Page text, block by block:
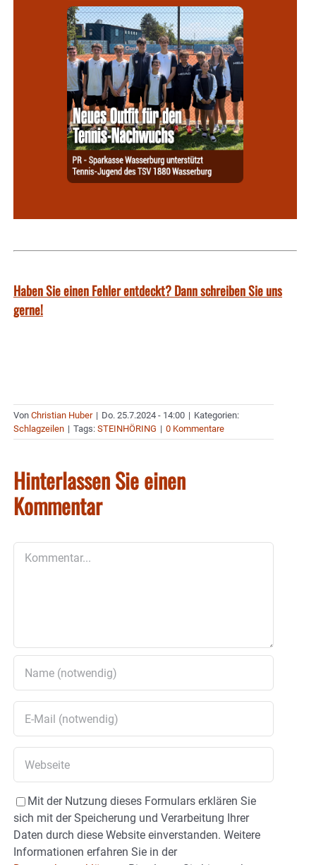
Haben Sie einen Fehler entdeckt? Dann schreiben Sie uns
gerne!
Von Christian Huber | Do. 25.7.2024 - 14:00 | Kategorien:
Schlagzeilen | Tags: STEINHÖRING | 0 Kommentare
Hinterlassen Sie einen
Kommentar
Mit der Nutzung dieses Formulars erklären Sie
sich mit der Speicherung und Verarbeitung Ihrer
Daten durch diese Website einverstanden. Weitere
Informationen erfahren Sie in der